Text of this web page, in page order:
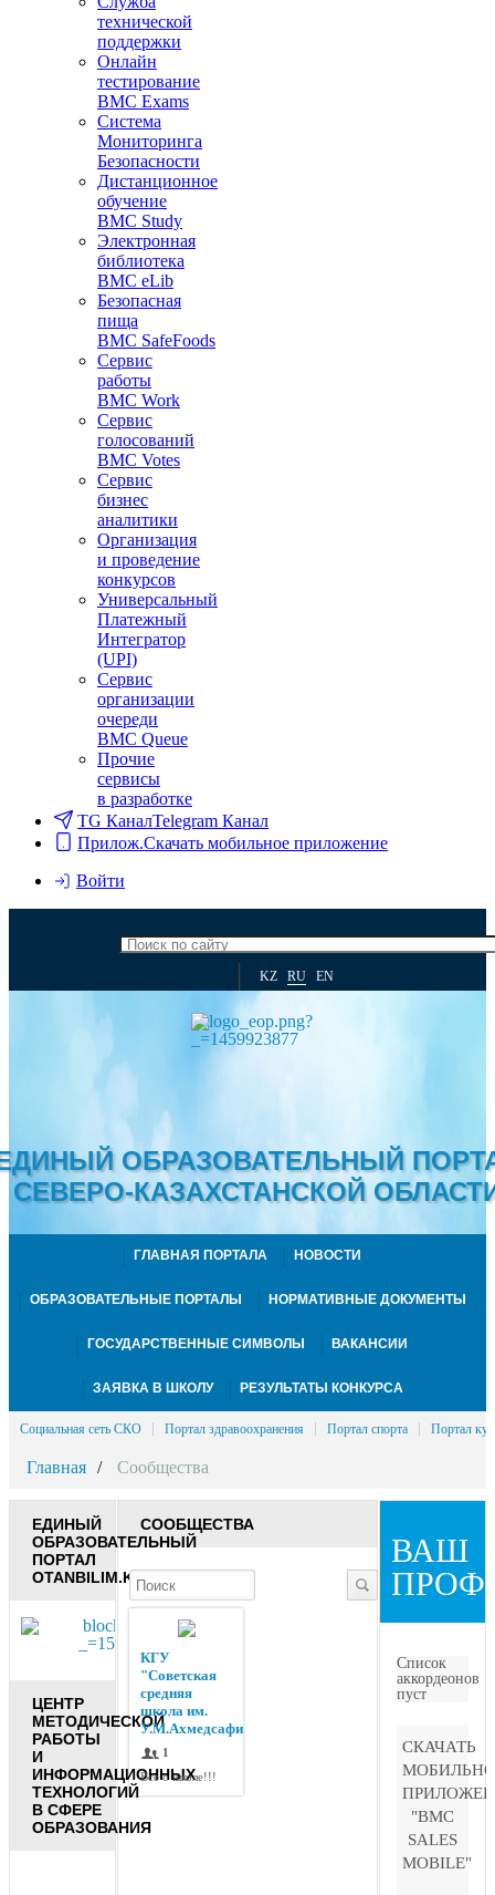
технической
поддержки
Онлайн
тестирование
BMC Exams
Система
Мониторинга
Безопасности
Дистанционное
обучение
BMC Study
Электронная
библиотека
BMC eLib
Безопасная
пища
BMC SafeFoods
Сервис
работы
BMC Work
Сервис
голосований
BMC Votes
Сервис
бизнес
аналитики
Организация
и проведение
конкурсов
Универсальный
Платежный
Интегратор
(UPI)
Сервис
организации
очереди
BMC Queue
Прочие
сервисы
в разработке
TG КаналTelegram Канал
Прилож.Скачать мобильное приложение
Войти
KZ RU EN
ОБРАЗОВАТЕЛЬНЫЙ
СЕВЕРО-КАЗАХСТАНСКОЙ
ГЛАВНАЯ ПОРТАЛА НОВОСТИ
ОБРАЗОВАТЕЛЬНЫЕ ПОРТАЛЫ НОРМАТИВНЫЕ ДОКУМЕНТЫ
ГОСУДАРСТВЕННЫЕ СИМВОЛЫ ВАКАНСИИ
ЗАЯВКА В ШКОЛУ РЕЗУЛЬТАТЫ КОНКУРСА
Социальная сеть СКО Портал здравоохранения Портал спорта Портал
Главная Сообщества
ЕДИНЫЙ
ОБРАЗОВАТЕЛЬНЫЙ
ПОРТАЛ
OTANBILIM.KZ
ЦЕНТР
МЕТОДИЧЕСКОЙ
РАБОТЫ
И
ИНФОРМАЦИОННЫХ
ТЕХНОЛОГИЙ
В СФЕРЕ
ОБРАЗОВАНИЯ
ВАШ
Список
аккордеонов
пуст
СКАЧАТЬ
"BMC
SALES
MOBILE"
СООБЩЕСТВА
КГУ
"Советская
средняя
школа им.
У.М.Ахмедсафина"
1
Все о школе!!!